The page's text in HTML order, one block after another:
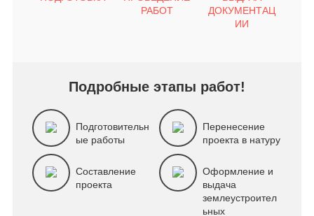
проектной
документации четко
РАБОТ
ДОКУМЕНТАЦ
ИИ
Подробные этапы работ!
Подготовительн
ые работы
Перенесение
проекта в натуру
Составление
проекта
Оформление и
выдача
землеустроител
ьных